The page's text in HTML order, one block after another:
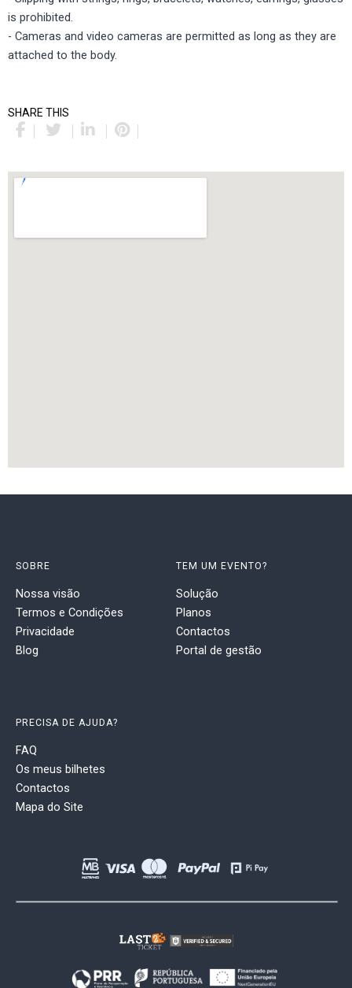
is prohibited.
- Cameras and video cameras are permitted as long as they are
attached to the body.
SHARE THIS
SOBRE
Nossa visão
Termos e Condições
Privacidade
Blog
TEM UM EVENTO?
Solução
Planos
Contactos
Portal de gestão
PRECISA DE AJUDA?
FAQ
Os meus bilhetes
Contactos
Mapa do Site